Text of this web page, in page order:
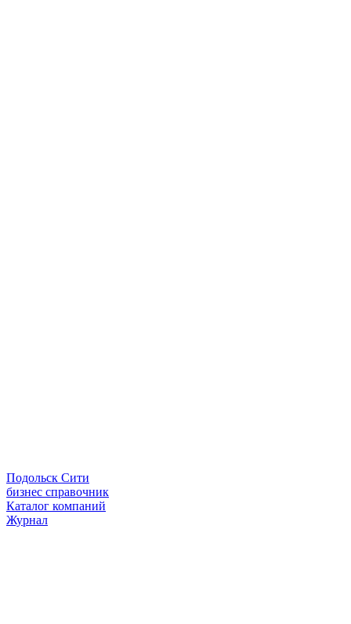
Подольск Сити
бизнес справочник
Каталог компаний
Журнал